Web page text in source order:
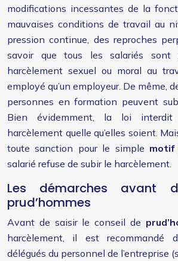
modifications incessantes de la
mauvaises conditions de travail au
pression continue, des reproches
savoir que tous les salariés sont
harcèlement sexuel ou moral au
employé qu’un employeur. De même,
personnes en formation peuvent
Bien évidemment, la loi
harcèlement quelle qu’elles soient.
toute sanction pour le simple motif
salarié refuse de subir le harcèlement.
Les démarches avant
prud’hommes
Avant de saisir le conseil de
harcèlement, il est recommandé
délégués du personnel de l’entreprise